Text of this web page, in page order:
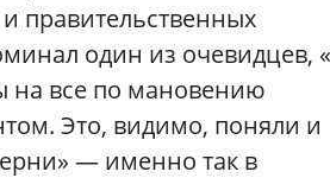
правительственных
один из очевидцев,
на все по мановению
Это, видимо, поняли и
— именно так в